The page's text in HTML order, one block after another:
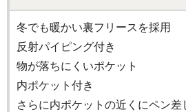
冬でも暖かい裏フリースを採用
反射パイピング付き
物が落ちにくいポケット
内ポケット付き
さらに内ポケットの近くにペン差